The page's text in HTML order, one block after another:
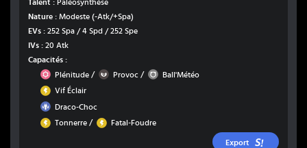
Talent : Paléosynthèse
Nature : Modeste (-Atk/+Spa)
EVs : 252 Spa / 4 Spd / 252 Spe
IVs : 20 Atk
Capacités :
PsyPlénitude / Ténèbres
Provoc / Normal
Ball'Météo
Électrik
Vif Éclair
Dragon
Draco-Choc
Électrik
Tonnerre / Électrik
Fatal-Foudre
Export